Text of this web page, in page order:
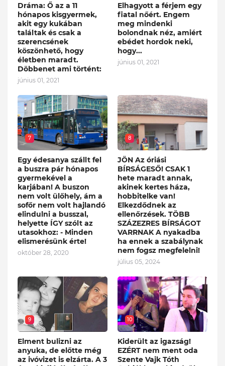
Dráma: Ő az a 11
hónapos kisgyermek,
akit egy kukában
találtak és csak a
szerencsének
köszönhető, hogy
életben maradt.
Döbbenet ami történt:
június 01, 2021
Elhagyott a férjem egy
fiatal nőért. Engem
meg mindenki
bolondnak néz, amiért
ebédet hordok neki,
hogy...
június 01, 2021
7
Egy édesanya szállt fel
a buszra pár hónapos
gyermekével a
karjában! A buszon
nem volt ülőhely, ám a
sofőr nem volt hajlandó
elindulni a busszal,
helyette ÍGY szólt az
utasokhoz: - Minden
elismerésünk érte!
október 28, 2020
8
JÖN Az óriási
BÍRSÁGESŐ! CSAK 1
hete maradt annak,
akinek kertes háza,
hobbitelke van!
Elkezdődnek az
ellenőrzések. TÖBB
SZÁZEZRES BÍRSÁGOT
VARRNAK A nyakadba
ha ennek a szabálynak
nem fogsz megfelelni!
július 05, 2024
9
Elment bulizni az
anyuka, de előtte még
az ivóvizet is elzárta. A 3
10
Kiderült az igazság!
EZÉRT nem ment oda
Szente Vajk Tóth